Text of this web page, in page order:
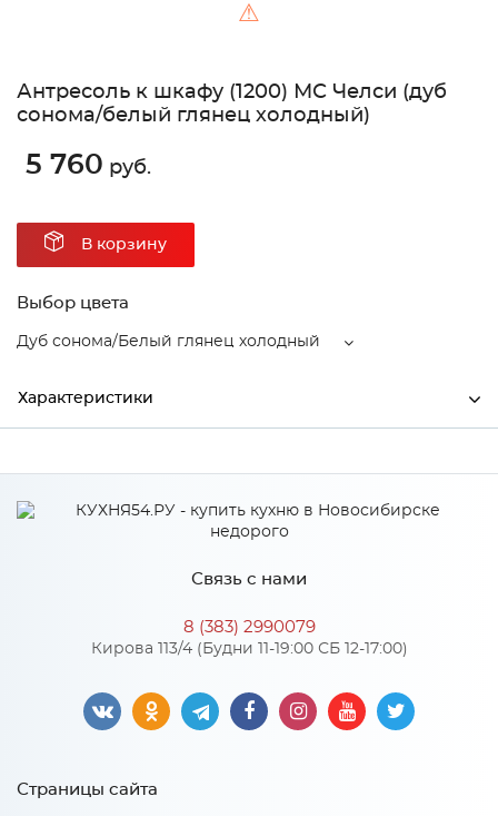
⚠
Антресоль к шкафу (1200) МС Челси (дуб
сонома/белый глянец холодный)
5 760 руб.
В корзину
Выбор цвета
Дуб сонома/Белый глянец холодный
Характеристики
Дуб сонома/Белый глянец
холодный
ЛДСП
Количество упаковок: 2
Материал 2: ЛДСП
Связь с нами
8 (383) 2990079
Кирова 113/4 (Будни 11-19:00 СБ 12-17:00)
Страницы сайта